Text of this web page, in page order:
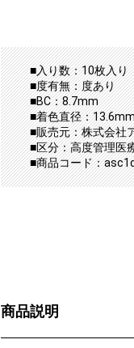
■入り数：10枚入り
■度有無：度あり
■BC：8.7mm
■着色直径：
■販売元：株式会社
■区分：高度管理医
■商品コード：
商品説明